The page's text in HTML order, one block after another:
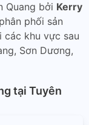
Quang bởi Kerry
phối sản
các khu vực sau
Sơn Dương,
tại Tuyên